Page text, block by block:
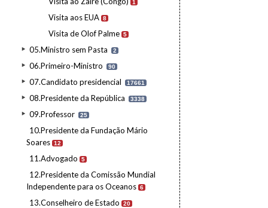
1
Visita aos EUA 8
Visita de Olof Palme 5
05.Ministro sem Pasta 2
06.Primeiro-Ministro 90
07.Candidato presidencial 17661
08.Presidente da República 3338
09.Professor 25
10.Presidente da Fundação Mário
Soares 12
11.Advogado 5
12.Presidente da Comissão Mundial
Independente para os Oceanos 6
13.Conselheiro de Estado 20